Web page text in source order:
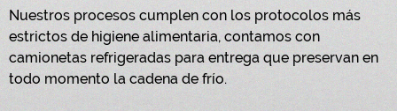
Nuestros procesos cumplen con los protocolos más
estrictos de higiene alimentaria, contamos con
camionetas refrigeradas para entrega que preservan en
todo momento la cadena de frío.